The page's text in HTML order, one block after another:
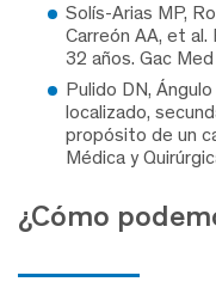
Solís-Arias MP,
Carreón AA, et
32 años. Gac
Pulido DN,
localizado,
propósito de un
Médica y
¿Cómo